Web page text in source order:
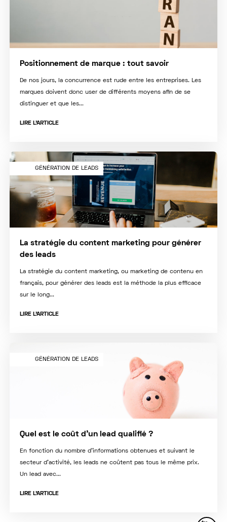
Positionnement de marque : tout savoir
De nos jours, la concurrence est rude entre les entreprises. Les
marques doivent donc user de différents moyens afin de se
distinguer et que les...
LIRE L'ARTICLE
GÉNÉRATION DE LEADS
La stratégie du content marketing pour générer
des leads
La stratégie du content marketing, ou marketing de contenu en
français, pour générer des leads est la méthode la plus efficace
sur le long...
LIRE L'ARTICLE
GÉNÉRATION DE LEADS
Quel est le coût d’un lead qualifié ?
En fonction du nombre d’informations obtenues et suivant le
secteur d’activité, les leads ne coûtent pas tous le même prix.
Un lead avec...
LIRE L'ARTICLE